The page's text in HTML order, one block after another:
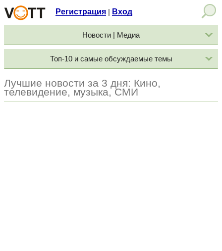
Регистрация Вход
Новости | Медиа
Топ-10 и самые обсуждаемые темы
Лучшие новости за 3 дня: Кино,
телевидение, музыка, СМИ